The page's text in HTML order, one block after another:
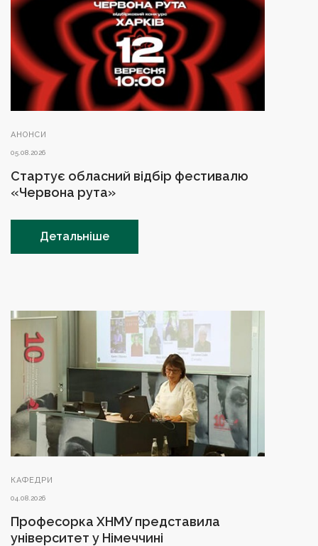
АНОНСИ
05.08.2026
Стартує обласний відбір фестивалю
«Червона рута»
Детальніше
КАФЕДРИ
04.08.2026
Професорка ХНМУ представила
університет у Німеччині